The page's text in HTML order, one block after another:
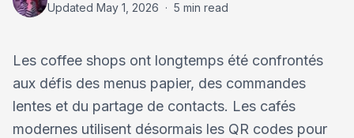
Updated May 1, 2026 · 5 min read
Les coffee shops ont longtemps été confrontés
aux défis des menus papier, des commandes
lentes et du partage de contacts. Les cafés
modernes utilisent désormais les QR codes pour